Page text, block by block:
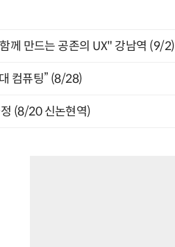
께 만드는 공존의 UX" 강남역 (9/2)
컴퓨팅” (8/28)
(8/20 신논현역)